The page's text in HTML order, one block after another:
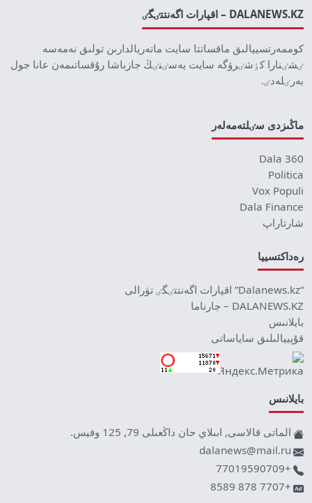
DALANEWS.KZ – اقپارات اگەنتتٸگٸ
كوممەرتسييالىق ماقساتتا سايت ماتەريالدارىن تولىق نەمەسە
ٸشٸنارا كٶشٸرۋگە سايت يەسٸنٸڭ جازباشا رۇقساتىمەن عانا جول
بەرٸلەدٸ.
ماڭىزدى سٸلتەمەلەر
Dala 360
Politica
Vox Populi
Dala Finance
شارتاراپ
رەداكتسييا
“Dalanews.kz” اقپارات اگەنتتٸگٸ تۋرالى
DALANEWS.KZ – جارناما
بايلانىس
قۇپييالىلىق ساياساتى
بايلانىس
الماتى قالاسى, ابىلاي حان داڭعىلى 79, 125 وفيس.
dalanews@mail.ru
+77019590709
+7707 878 8589